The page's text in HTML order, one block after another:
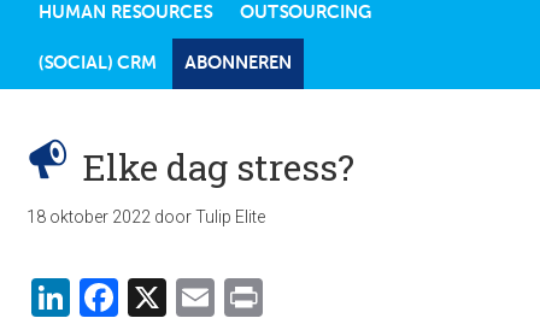
HUMAN RESOURCES OUTSOURCING
(SOCIAL) CRM ABONNEREN
Elke dag stress?
18 oktober 2022 doorTulip Elite
LinkedIn
Facebook
X Email